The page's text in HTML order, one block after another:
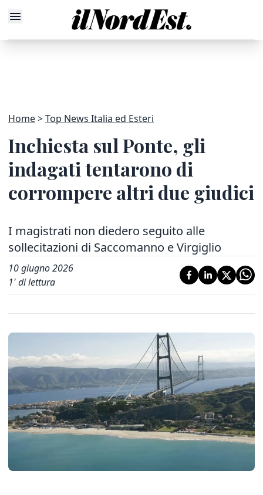
Home Top News Italia ed Esteri
Inchiesta sul Ponte, gli
indagati tentarono di
corrompere altri due giudici
I magistrati non diedero seguito alle
sollecitazioni di Saccomanno e Virgiglio
10 giugno 2026
1' di lettura